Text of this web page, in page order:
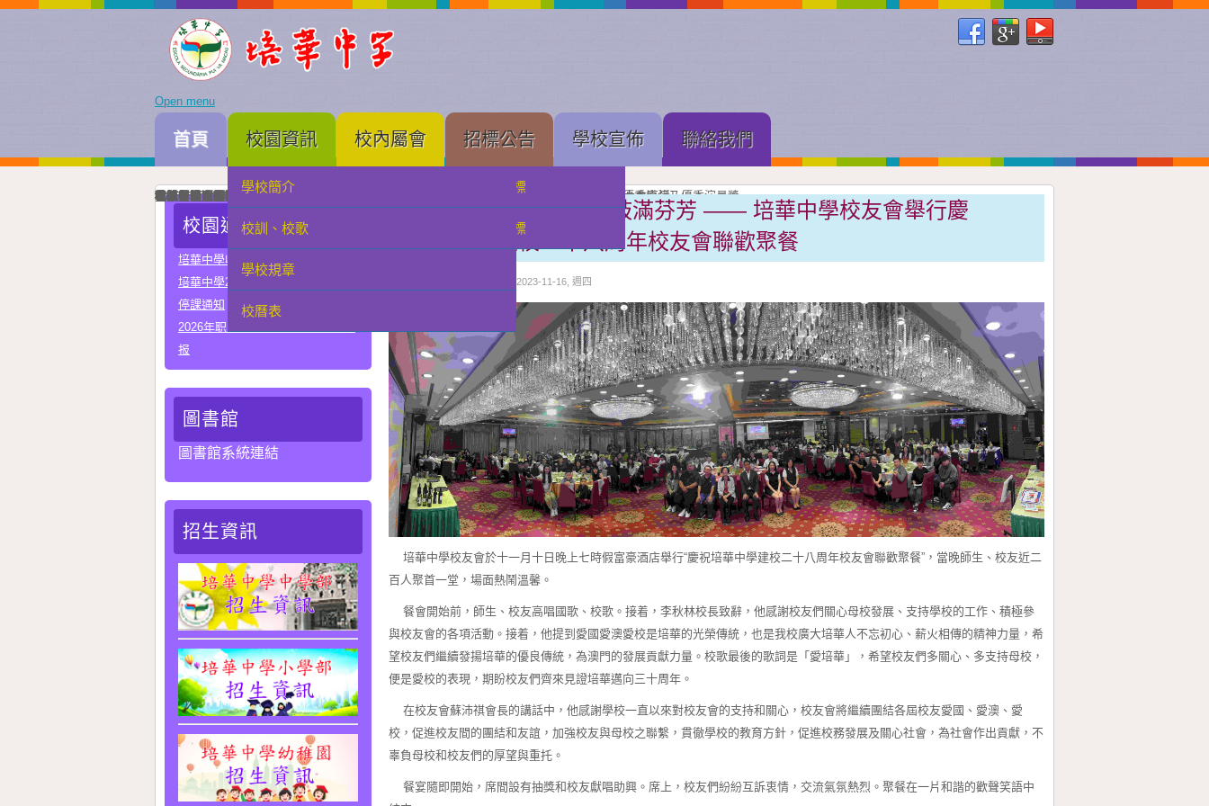
Open menu
首頁 校園資訊
學校簡介
校訓、校歌
學校規章
校曆表
校內屬會 招標公告
中學部招標
小幼部招標
學校宣佈 聯絡我們
我校與河南省實驗中學正式締結姐妹校
培華中學建校三十周年暨智慧教學及科技教育成果展開幕
智慧教學及科技教育成果展一眾主禮嘉賓為成果展進行隆重剪綵
中國優秀運動員王麗與我校簽署合作協議共育體壇新苗
李秋林校長與孫詠雅副校長率領學生代表出席澳門理工大學體育館舉行的建黨 105 周年慶祝大會直播
2025年度中學畢業典禮高三畢業生與嘉賓合照留念
我校與澳門理工大學正式署合作協議
我校與澳門電訊正式簽署人工智能合作協議
我校與珠海市金灣區四季學校締結姐妹學校
我校男子D組在第四十九屆學界籃球比賽中榮獲亞軍
學科常識問答比賽圓滿落幕嘉賓、行政、老師與獲獎班級同學合照留念
在第三十四屆校際戲劇比賽中我校小學組榮獲優良獎（本屆最高級別）、劇本創作獎、小學優秀導演及優秀演員獎
在第三十四屆校際戲劇比賽中我校中學組A隊榮獲優良獎（本屆最高級別）及優秀演員獎
在第三十四屆校際戲劇比賽中我校中學組B隊榮獲甲級獎及優秀演員獎
我校與常州市第一中學締結姐妹學校
我校在第四十四屆校際舞蹈比賽榮獲小學組優良級獎項
我校在第四十四屆校際舞蹈比賽榮獲中學組甲級獎獎項
校園通告
培華中學收費項目一覽表
培華中學2024-2025學年報名費
停課通知
2026年职业教育国家教学成果奖申
报
圖書館
圖書館系統連結
招生資訊
情繫培華廿八載 桃李共敍滿芬芳 —— 培華中學校友會舉行慶
祝培華中學建校二十八周年校友會聯歡聚餐
發佈: 2023-11-16, 週四
培華中學校友會於十一月十日晚上七時假富豪酒店舉行“慶祝培華中學建校二十八周年校友會聯歡聚餐”，當晚師生、校友近二
百人聚首一堂，場面熱鬧溫馨。
餐會開始前，師生、校友高唱國歌、校歌。接着，李秋林校長致辭，他感謝校友們關心母校發展、支持學校的工作、積極參
與校友會的各項活動。接着，他提到愛國愛澳愛校是培華的光榮傳統，也是我校廣大培華人不忘初心、薪火相傳的精神力量，希
望校友們繼續發揚培華的優良傳統，為澳門的發展貢獻力量。校歌最後的歌詞是「愛培華」，希望校友們多關心、多支持母校，
便是愛校的表現，期盼校友們齊來見證培華邁向三十周年。
在校友會蘇沛祺會長的講話中，他感謝學校一直以來對校友會的支持和關心，校友會將繼續團結各屆校友愛國、愛澳、愛
校，促進校友間的團結和友誼，加強校友與母校之聯繫，貫徹學校的教育方針，促進校務發展及關心社會，為社會作出貢獻，不
辜負母校和校友們的厚望與重托。
餐宴隨即開始，席間設有抽獎和校友獻唱助興。席上，校友們紛紛互訴衷情，交流氣氛熱烈。聚餐在一片和諧的歡聲笑語中